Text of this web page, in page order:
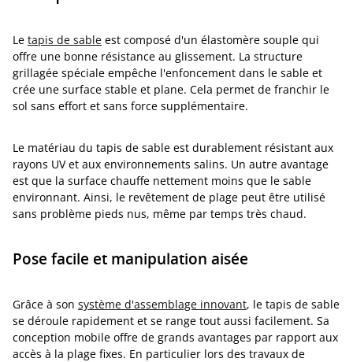
Le tapis de sable est composé d'un élastomère souple qui
offre une bonne résistance au glissement. La structure
grillagée spéciale empêche l'enfoncement dans le sable et
crée une surface stable et plane. Cela permet de franchir le
sol sans effort et sans force supplémentaire.
Le matériau du tapis de sable est durablement résistant aux
rayons UV et aux environnements salins. Un autre avantage
est que la surface chauffe nettement moins que le sable
environnant. Ainsi, le revêtement de plage peut être utilisé
sans problème pieds nus, même par temps très chaud.
Pose facile et manipulation aisée
Grâce à son système d'assemblage innovant, le tapis de sable
se déroule rapidement et se range tout aussi facilement. Sa
conception mobile offre de grands avantages par rapport aux
accès à la plage fixes. En particulier lors des travaux de